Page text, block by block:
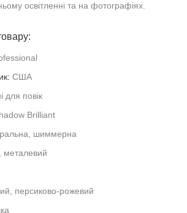
освітленні та на фотографіях.
США
для повік
Brilliant
шиммерна
персиково-рожевий